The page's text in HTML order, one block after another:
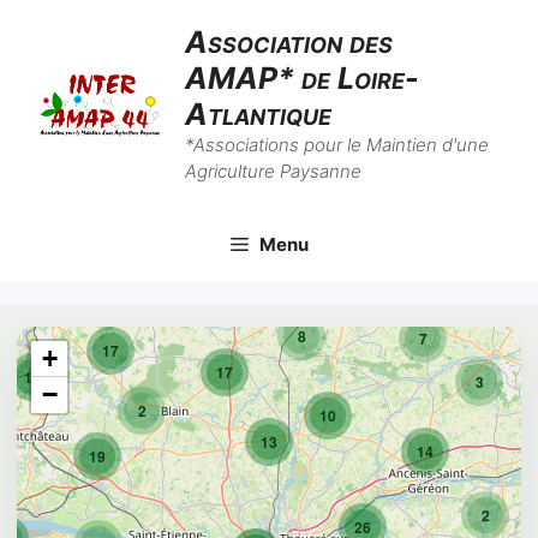
content
Association des
AMAP* de Loire-
Atlantique
*Associations pour le Maintien d'une
Agriculture Paysanne
Menu
7
8
3
2
14
17
17
2
10
19
10
26
13
+
−